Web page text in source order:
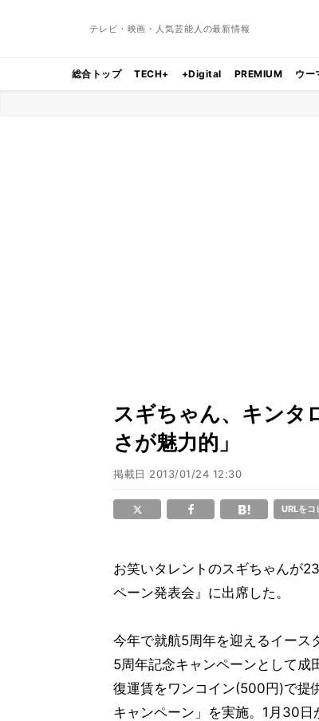
テレビ・映画・人気芸能人の最新情報
総合トップ TECH+ +Digital PREMIUM ウー
スギちゃん、キンタ
さが魅力的」
掲載日 2013/01/24 12:30
URLをコ
お笑いタレントのスギちゃんが
ペーン発表会』に出席した。
今年で就航5周年を迎えるイース
5周年記念キャンペーンとして成
復運賃をワンコイン(500円)で提
キャンペーン」を実施。1月30日